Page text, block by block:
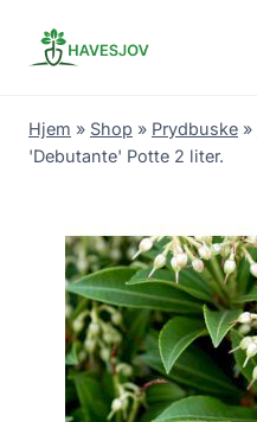
Hjem » Shop » Prydbuske »
'Debutante' Potte 2 liter.